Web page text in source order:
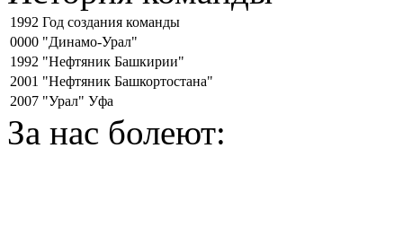
1992 Год создания команды
0000 "Динамо-Урал"
1992 "Нефтяник Башкирии"
2001 "Нефтяник Башкортостана"
2007 "Урал" Уфа
За нас болеют: